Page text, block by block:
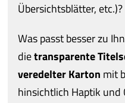
Übersichtsblätter, etc.)?
Was passt besser zu
dietransparente
veredelter Karton mit
hinsichtlich Haptik und